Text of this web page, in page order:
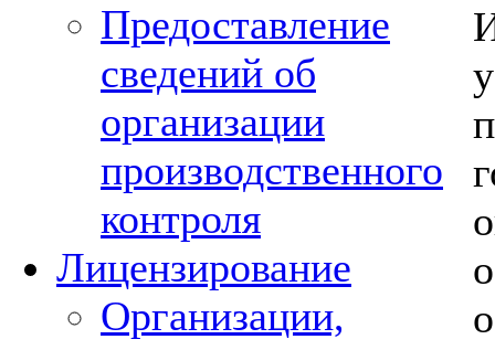
Предоставление
сведений об
организации
производственного
контроля
Лицензирование
Организации,